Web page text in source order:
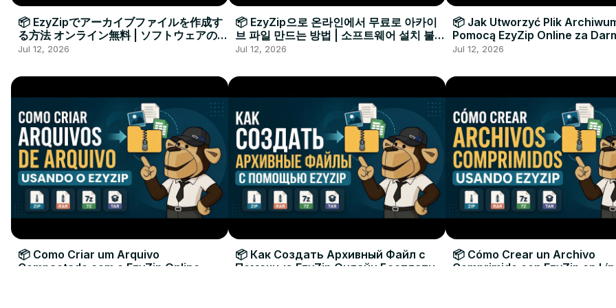
📦 EzyZipでアーカイブファイルを作成す
る方法 オンライン無料 | ソフトウェアのイ
ンストール不要
Jul 12, 2026
📦 EzyZip으로 온라인에서 무료로 아카이
브 파일 만드는 방법 | 소프트웨어 설치 불필
요
Jul 12, 2026
📦 Jak Utworzyć Plik
Pomocą EzyZip Online za
Instalacji Oprogramowania
Jul 12, 2026
📦 Como Criar um Arquivo
Compactado com o EzyZip Online
📦 Как Создать Архивный Файл с
Помощью EzyZip Онлайн Бесплатно
📦 Cómo Crear un Archivo
Comprimido con EzyZip en